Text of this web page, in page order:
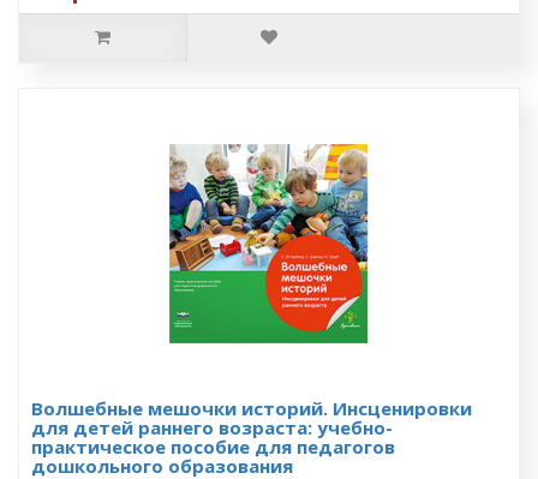
Волшебные мешочки историй. Инсценировки
для детей раннего возраста: учебно-
практическое пособие для педагогов
дошкольного образования